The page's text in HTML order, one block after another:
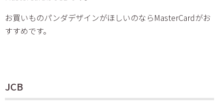
お買いものパンダデザインがほしいのならMasterCardがお
すすめです。
JCB